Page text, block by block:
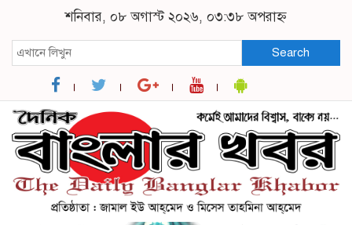
শনিবার, ০৮ অগাস্ট ২০২৬, ০৩:৩৮ অপরাহ্ন
Search